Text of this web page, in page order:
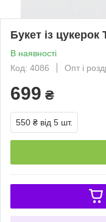
Букет із
В наявності
Код: 4086
Опт і
699 ₴
550 ₴ від 5 шт.